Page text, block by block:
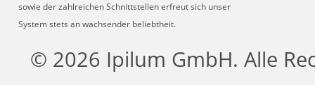
sowie der zahlreichen Schnittstellen erfreut sich unser
System stets an wachsender beliebtheit.
© 2026 Ipilum GmbH. Alle